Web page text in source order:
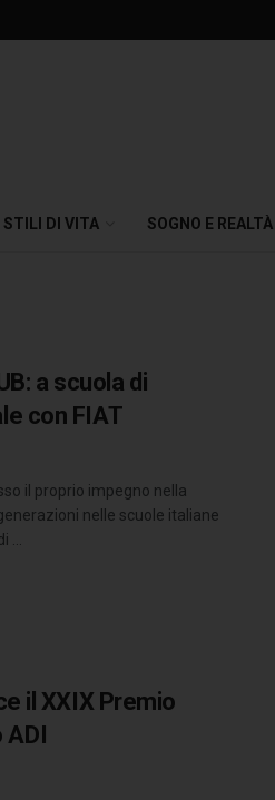
STILI DI VITA SOGNO E REALTÀ
a scuola di
con FIAT
il proprio impegno nella
nelle scuole italiane
il XXIX Premio